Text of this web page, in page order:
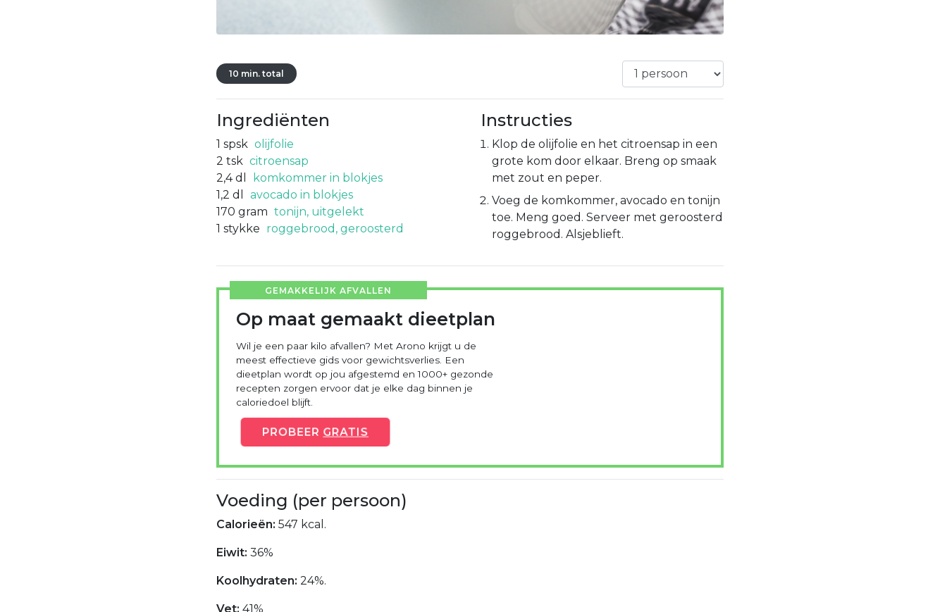
10 min. total
Ingrediënten
1 spsk olijfolie
2 tsk citroensap
2,4 dl
komkommer in blokjes
1,2 dl
avocado in blokjes
170 gram tonijn, uitgelekt
1 stykke roggebrood, geroosterd
Instructies
Klop de olijfolie en het citroensap in een
grote kom door elkaar. Breng op smaak
met zout en peper.
Voeg de komkommer, avocado en tonijn
toe. Meng goed. Serveer met geroosterd
roggebrood. Alsjeblieft.
GEMAKKELIJK AFVALLEN
Op maat gemaakt dieetplan
Wil je een paar kilo afvallen? Met Arono krijgt u de
meest effectieve gids voor gewichtsverlies. Een
dieetplan wordt op jou afgestemd en 1000+ gezonde
recepten zorgen ervoor dat je elke dag binnen je
caloriedoel blijft.
PROBEER GRATIS
Voeding (per persoon)
Calorieën: 547 kcal.
Eiwit: 36%
Koolhydraten: 24%.
Vet: 41%